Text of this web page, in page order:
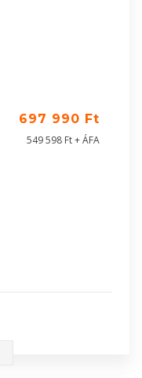
697 990 Ft
549 598 Ft + ÁFA